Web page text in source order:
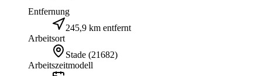
Entfernung
245,9 km entfernt
Arbeitsort
Stade (21682)
Arbeitszeitmodell